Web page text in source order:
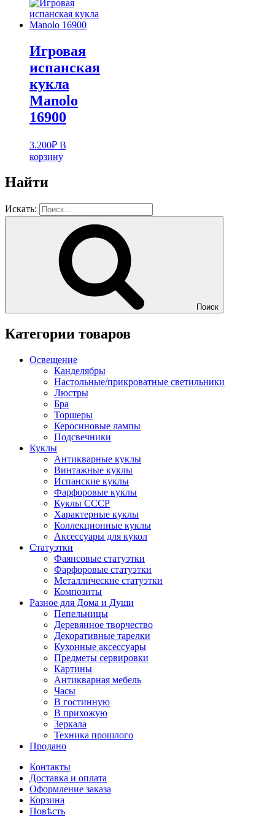
Игровая
испанская
кукла
Manolo
16900
3.200₽ В
корзину
Найти
Искать:
Поиск
Категории товаров
Освещение
Канделябры
Настольные/прикроватные светильники
Люстры
Бра
Торшеры
Керосиновые лампы
Подсвечники
Куклы
Антикварные куклы
Винтажные куклы
Испанские куклы
Фарфоровые куклы
Куклы СССР
Характерные куклы
Коллекционные куклы
Аксессуары для кукол
Статуэтки
Фаянсовые статуэтки
Фарфоровые статуэтки
Металлические статуэтки
Композиты
Разное для Дома и Души
Пепельницы
Деревянное творчество
Декоративные тарелки
Кухонные аксессуары
Предметы сервировки
Картины
Антикварная мебель
Часы
В гостинную
В прихожую
Зеркала
Техника прошлого
Продано
Контакты
Доставка и оплата
Оформление заказа
Корзина
Повѣсть